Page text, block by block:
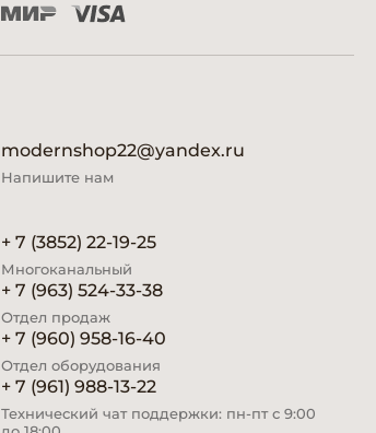
modernshop22@yandex.ru
Напишите нам
+ 7 (3852) 22-19-25
Многоканальный
+ 7 (963) 524-33-38
Отдел продаж
+ 7 (960) 958-16-40
Отдел оборудования
+ 7 (961) 988-13-22
Технический чат поддержки: пн-пт с 9:00